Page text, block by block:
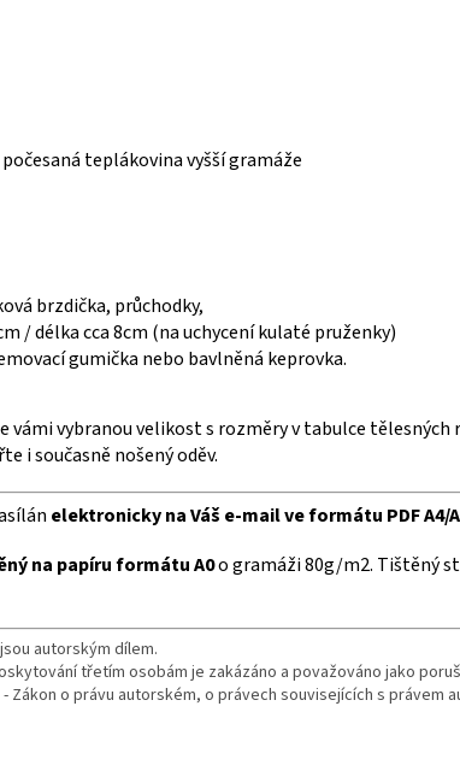
teplákovina vyšší gramáže
brzdička, průchodky,
/ délka cca 8cm (na uchycení kulaté pruženky)
gumička nebo bavlněná keprovka.
vybranou velikost s rozměry v tabulce tělesných
i současně nošený oděv.
elektronickyna Váš e-mail ve formátu PDF A4/
na papíru formátu A0o gramáži 80g/m2. Tištěný
autorským dílem.
třetím osobám je zakázáno a považováno jako
- Zákon o právu autorském, o právech souvisejících s právem